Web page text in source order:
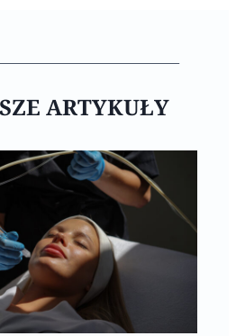
ARTYKUŁY